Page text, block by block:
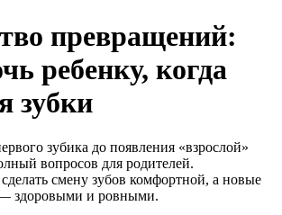
превращений:
ребенку, когда
зубки
зубика до появления «взрослой»
вопросов для родителей.
смену зубов комфортной, а новые
здоровыми и ровными.